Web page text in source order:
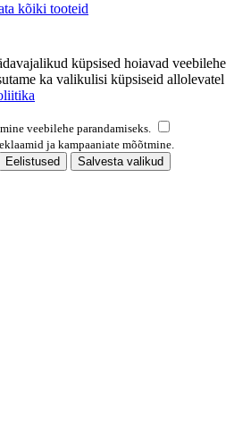
kõiki tooteid
küpsised hoiavad veebilehe
ka valikulisi küpsiseid allolevatel
veebilehe parandamiseks.
ja kampaaniate mõõtmine.
Eelistused Salvesta valikud